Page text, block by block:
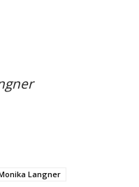
Langner